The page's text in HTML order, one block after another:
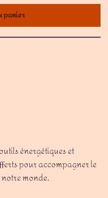
panier
énergétiques et
pour accompagner le
monde.